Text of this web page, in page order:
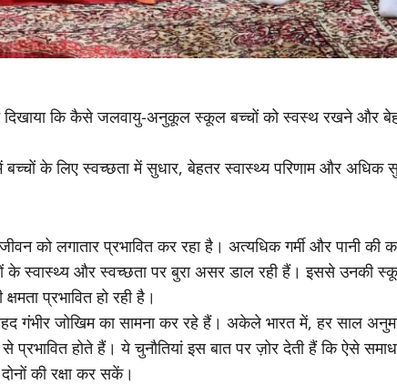
ने दिखाया कि कैसे जलवायु-अनुकूल स्कूल बच्चों को स्वस्थ रखने और
के लिए स्वच्छता में सुधार, बेहतर स्वास्थ्य परिणाम और अधिक
को लगातार प्रभावित कर रहा है। अत्यधिक गर्मी और पानी की
स्वास्थ्य और स्वच्छता पर बुरा असर डाल रही हैं। इससे उनकी
प्रभावित हो रही है।
गंभीर जोखिम का सामना कर रहे हैं। अकेले भारत में, हर साल
होते हैं। ये चुनौतियां इस बात पर ज़ोर देती हैं कि ऐसे
की रक्षा कर सकें।